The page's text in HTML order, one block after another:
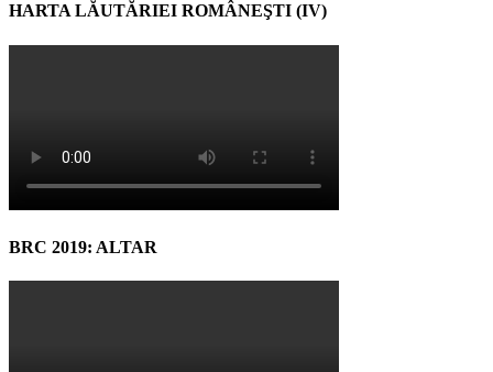
HARTA LĂUTĂRIEI ROMÂNEŞTI (IV)
BRC 2019: ALTAR